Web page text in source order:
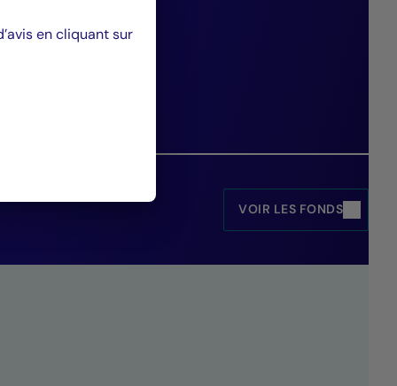
Asset Management.
VOIR LES FONDS
en cliquant sur